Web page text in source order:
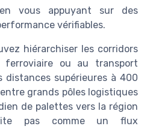
vous appuyant sur des
vérifiables.
hiérarchiser les corridors
ferroviaire ou au transport
supérieures à 400
grands pôles logistiques
de palettes vers la région
pas comme un flux